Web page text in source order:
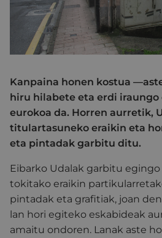
Kanpaina honen kostua
hiru hilabete eta erdi iraungo
eurokoa da. Horren aurretik,
titulartasuneko eraikin eta
eta pintadak garbitu ditu.
Eibarko Udalak garbitu
tokitako eraikin
pintadak eta grafitiak, joan
lan hori egiteko eskabideak
amaitu ondoren. Lanak aste